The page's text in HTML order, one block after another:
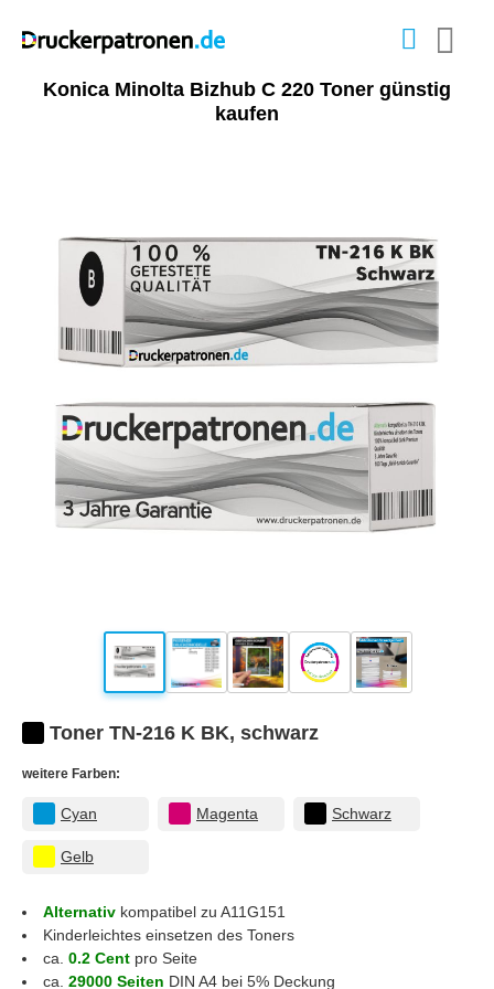
Konica Minolta Bizhub C 220 Toner günstig
kaufen
Toner TN-216 K BK, schwarz
weitere Farben:
Cyan Magenta Schwarz
Gelb
Alternativ kompatibel zu A11G151
Kinderleichtes einsetzen des Toners
ca. 0.2 Cent pro Seite
ca. 29000 Seiten DIN A4 bei 5% Deckung